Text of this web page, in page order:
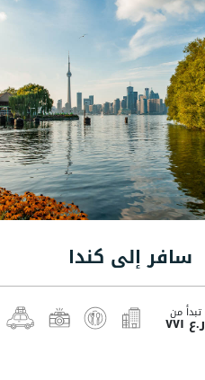
سافر إلى كندا
تبدأ من
ر.ع ٧٧١